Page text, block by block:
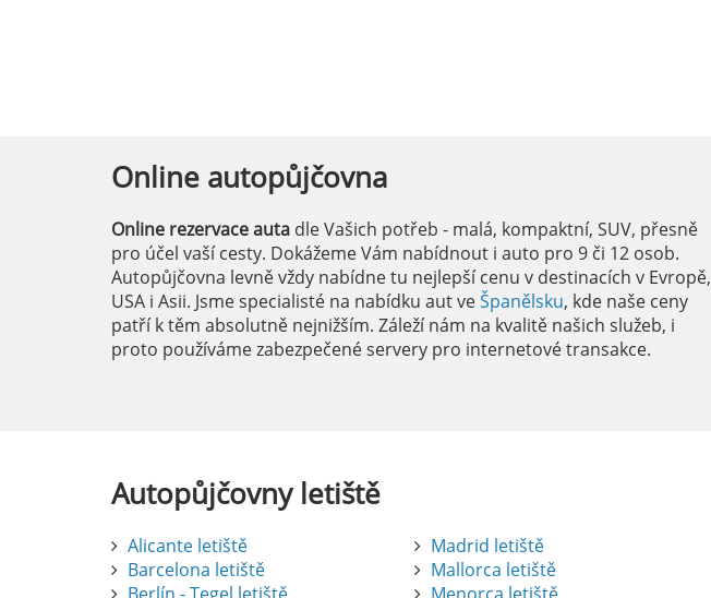
Online autopůjčovna
Online rezervace auta dle Vašich potřeb - malá, kompaktní, SUV, přesně
pro účel vaší cesty. Dokážeme Vám nabídnout i auto pro 9 či 12 osob.
Autopůjčovna levně vždy nabídne tu nejlepší cenu v destinacích v Evropě,
USA i Asii. Jsme specialisté na nabídku aut veŠpanělsku, kde naše ceny
patří k těm absolutně nejnižším. Záleží nám na kvalitě našich služeb, i
proto používáme zabezpečené servery pro internetové transakce.
Autopůjčovnyletiště
Alicante letiště
Barcelona letiště
Madrid letiště
Mallorca letiště